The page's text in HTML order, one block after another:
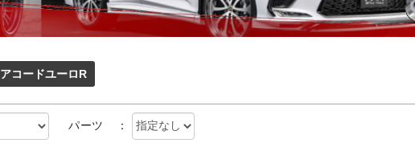
アコードユーロR
パーツ ：